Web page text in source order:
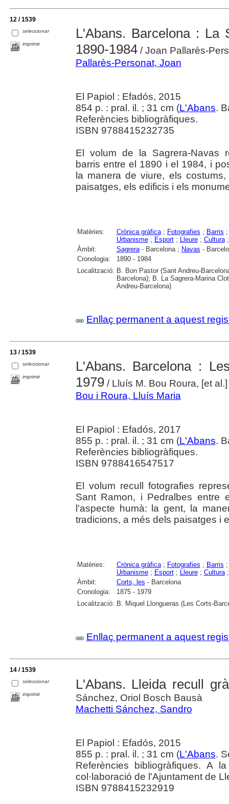
12 / 1539
seleccionar
imprimir
L'Abans. Barcelona : La
1890-1984/ Joan Pallarès-
Pallarès-Personat, Joan
El Papiol : Efadós, 2015
854 p. : pral. il. ; 31 cm (L'Abans.
Referències bibliogràfiques.
ISBN 9788415232735
El volum de la Sagrera-Navas
barris entre el 1890 i el 1984, i
la manera de viure, els
paisatges, els edificis i els
Matèries: Crònica gràfica; Fotografies ; Barris
Urbanisme; Esport; Lleure; Cultura
Àmbit:
Sagrera- Barcelona ; Navas -
Cronologia:
1890 - 1984
Localització: B. Bon Pastor (Sant Andreu-
Barcelona); B. La Sagrera-Marina
Andreu-Barcelona)
Enllaç permanent a aquest
13 / 1539
seleccionar
imprimir
L'Abans. Barcelona :
1979/ Lluís M. Bou Roura, [et al.]
Bou i Roura, Lluís Maria
El Papiol : Efadós, 2017
855 p. : pral. il. ; 31 cm (L'Abans.
Referències bibliogràfiques.
ISBN 9788416547517
El volum recull fotografies
Sant Ramon, i Pedralbes
l'aspecte humà: la gent, la
tradicions, a més dels paisatges i
Matèries: Crònica gràfica; Fotografies ; Barris
Urbanisme; Esport; Lleure; Cultura
Àmbit:
Corts, les - Barcelona
Cronologia:
1875 - 1979
Localització: B. Miquel Llongueras (Les Corts-
Enllaç permanent a aquest
14 / 1539
seleccionar
imprimir
L'Abans. Lleida recull
Sánchez, Oriol Bosch Bausà
Machetti Sánchez, Sandro
El Papiol : Efadós, 2015
855 p. : pral. il. ; 31 cm (L'Abans.
Referències bibliogràfiques. A
col·laboració de l'Ajuntament de
ISBN 9788415232919